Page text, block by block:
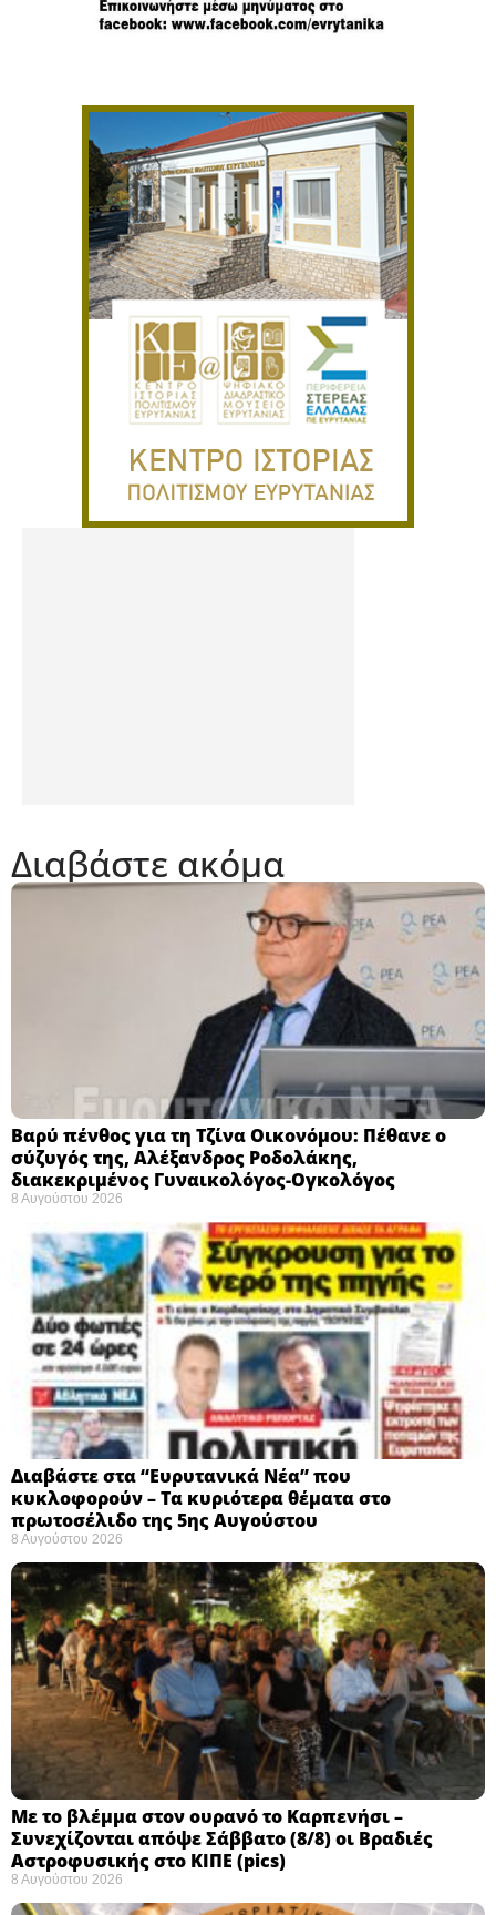
Διαβάστε ακόμα
Βαρύ πένθος για τη Τζίνα Οικονόμου: Πέθανε ο
σύζυγός της, Αλέξανδρος Ροδολάκης,
διακεκριμένος Γυναικολόγος-Ογκολόγος
8 Αυγούστου 2026
Διαβάστε στα “Ευρυτανικά Νέα” που
κυκλοφορούν – Τα κυριότερα θέματα στο
πρωτοσέλιδο της 5ης Αυγούστου
8 Αυγούστου 2026
Με το βλέμμα στον ουρανό το Καρπενήσι –
Συνεχίζονται απόψε Σάββατο (8/8) οι Βραδιές
Αστροφυσικής στο ΚΙΠΕ (pics)
8 Αυγούστου 2026